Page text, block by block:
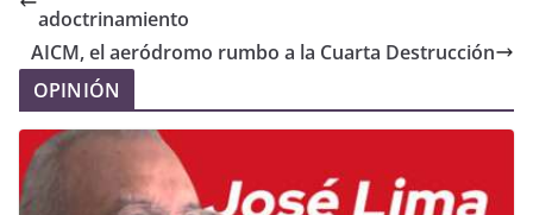
adoctrinamiento
AICM, el aeródromo rumbo a la Cuarta Destrucción
OPINIÓN